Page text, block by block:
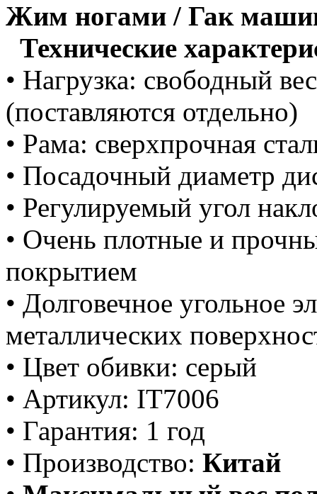
Жим ногами / Гак
Технические
• Нагрузка: свободный
(поставляются отдельно)
• Рама: сверхпрочная
• Посадочный диаметр
• Регулируемый угол
• Очень плотные и
покрытием
• Долговечное угольное
металлических
• Цвет обивки: серый
• Артикул: IT7006
• Гарантия: 1 год
• Производство: Китай